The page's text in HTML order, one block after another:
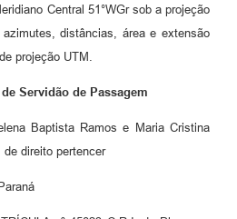
Central 51°WGr sob a projeção
distâncias, área e extensão
projeção UTM.
Servidão de Passagem
Baptista Ramos e Maria Cristina
direito pertencer
Paraná